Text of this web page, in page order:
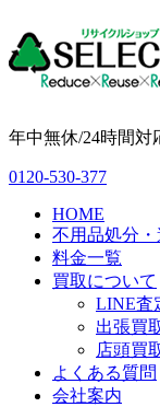
年中無休/24時間対
0120-530-377
HOME
不用品処分
料金一覧
買取について
LINE査
出張買
店頭買
よくある質問
会社案内